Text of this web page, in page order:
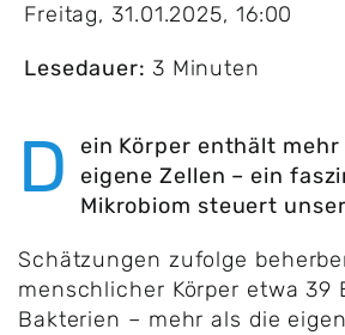
Freitag, 31.01.2025, 16:00
Lesedauer: 3 Minuten
D
ein Körper enthält
eigene Zellen – ein
Mikrobiom steuert
Schätzungen zufolge
menschlicher Körper etwa 39
Bakterien – mehr als die